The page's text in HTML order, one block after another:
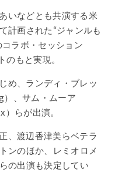
いなどとも共演する米
計画された “ジャンルも
ラボ・セッション
のもと実現。
め、ランディ・ブレッ
）、サム・ムーア
）らが出演。
、渡辺香津美らベテラ
ンのほか、レミオロメ
の出演も決定してい